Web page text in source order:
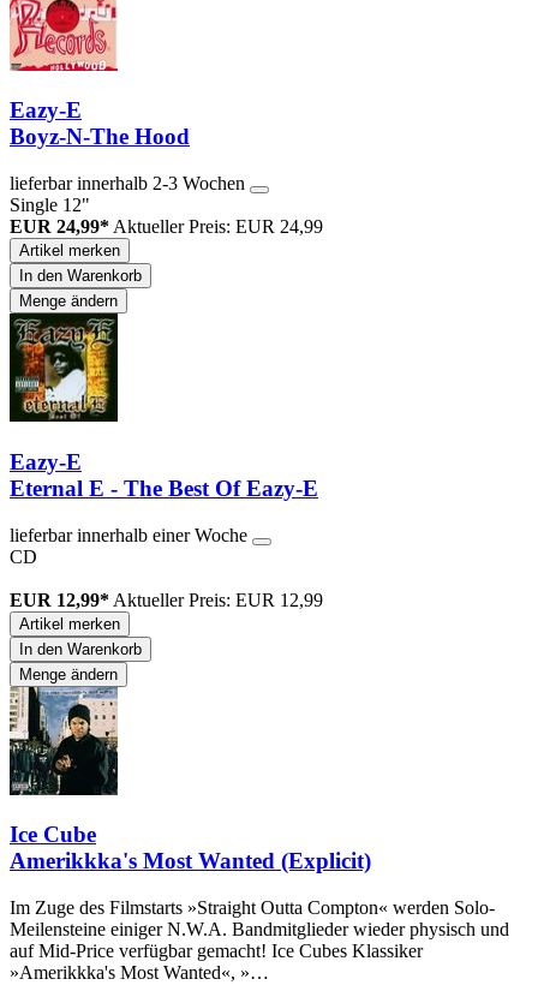
Eazy-E
Boyz-N-The Hood
lieferbar innerhalb 2-3 Wochen
Single 12"
EUR 24,99* Aktueller Preis: EUR 24,99
Artikel merken
In den Warenkorb
Menge ändern
Eazy-E
Eternal E - The Best Of Eazy-E
lieferbar innerhalb einer Woche
CD
EUR 12,99* Aktueller Preis: EUR 12,99
Artikel merken
In den Warenkorb
Menge ändern
Ice Cube
Amerikkka's Most Wanted (Explicit)
Im Zuge des Filmstarts »Straight Outta Compton« werden Solo-
Meilensteine einiger N.W.A. Bandmitglieder wieder physisch und
auf Mid-Price verfügbar gemacht! Ice Cubes Klassiker
»Amerikkka's Most Wanted«, »…